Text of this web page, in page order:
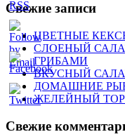
Свежие записи
ЦВЕТНЫЕ
СЛОЕНЫЙ
ГРИБАМИ
ВКУСНЫЙ
ДОМАШНИЕ
ЖЕЛЕЙНЫЙ
Свежие